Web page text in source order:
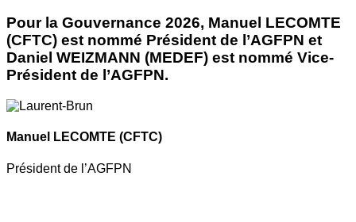
Pour la Gouvernance 2026, Manuel LECOMTE
(CFTC) est nommé Président de l’AGFPN et
Daniel WEIZMANN (MEDEF) est nommé Vice-
Président de l’AGFPN.
Manuel LECOMTE (CFTC)
Président de l’AGFPN